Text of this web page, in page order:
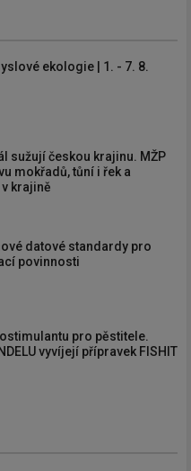
ekologie | 1. - 7. 8.
sužují českou krajinu. MŽP
mokřadů, tůní i řek a
krajině
datové standardy pro
povinnosti
pro pěstitele.
vyvíjejí přípravek FISHIT